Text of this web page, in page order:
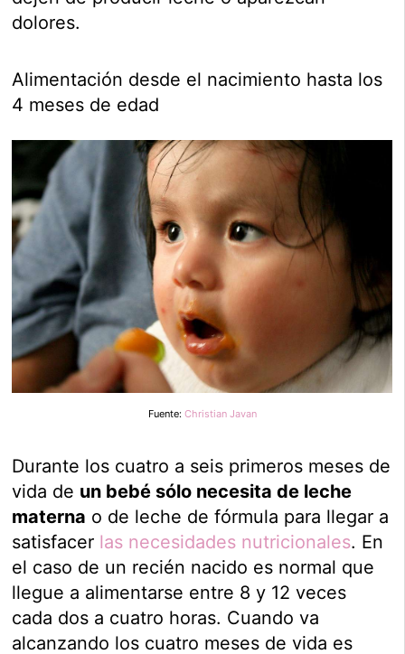
dolores.
Alimentación desde el nacimiento hasta los
4 meses de edad
Fuente: Christian Javan
Durante los cuatro a seis primeros meses de
vida de un bebé sólo necesita de leche
materna o de leche de fórmula para llegar a
satisfacer las necesidades nutricionales. En
el caso de un recién nacido es normal que
llegue a alimentarse entre 8 y 12 veces
cada dos a cuatro horas. Cuando va
alcanzando los cuatro meses de vida es